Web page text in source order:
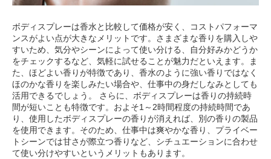
ボディスプレーは香水と比較して価格が安く、コストパフォーマ
ンスがよい点が大きなメリットです。さまざまな香りを購入しや
すいため、気分やシーンによって使い分ける、自分好みかどうか
をチェックするなど、気軽に試せることが魅力だといえます。ま
た、ほどよい香りが特徴であり、香水のように強い香りではなく
ほのかな香りを楽しみたい場合や、仕事中の身だしなみとしても
活用できるでしょう。 さらに、ボディスプレーは香りの持続時
間が短いことも特徴です。およそ1～2時間程度の持続時間であ
り、使用したボディスプレーの香りが消えれば、別の香りの製品
を使用できます。そのため、仕事中は爽やかな香り、プライベー
トシーンでは甘さが際立つ香りなど、シチュエーションに合わせ
て使い分けやすいというメリットもあります。